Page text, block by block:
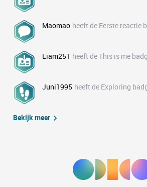
Maomao heeft de Eerste reactie
Liam251 heeft de This is me
Juni1995 heeft de Exploring
Bekijk meer